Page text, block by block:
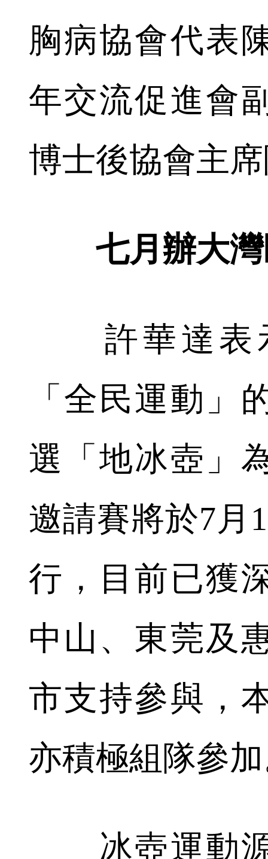
胸病協會代表
年交流促進會
博士後協會主
七月辦大
許華達表
「全民運動」
選「地冰壺」
邀請賽將於7月
行，目前已獲
中山、東莞及
市支持參與，
亦積極組隊參
冰壺運動源